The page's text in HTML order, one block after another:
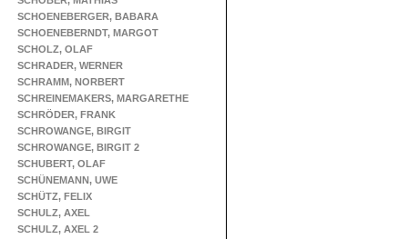
SCHOENEBERGER, BABARA
SCHOENEBERNDT, MARGOT
SCHOLZ, OLAF
SCHRADER, WERNER
SCHRAMM, NORBERT
SCHREINEMAKERS, MARGARETHE
SCHRÖDER, FRANK
SCHROWANGE, BIRGIT
SCHROWANGE, BIRGIT 2
SCHUBERT, OLAF
SCHÜNEMANN, UWE
SCHÜTZ, FELIX
SCHULZ, AXEL
SCHULZ, AXEL 2